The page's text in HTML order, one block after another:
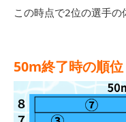
この時点で2位の選手の
50m終了時の順位